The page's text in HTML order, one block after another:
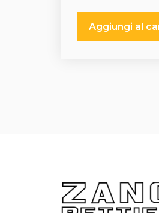
Aggiungi al